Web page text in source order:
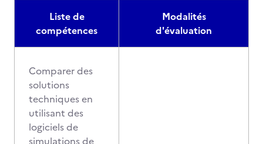
Liste de
compétences
Modalités
d'évaluation
Comparer des
solutions
techniques en
utilisant des
logiciels de
simulations de